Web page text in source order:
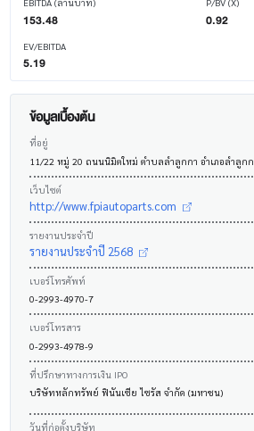
153.48
EV/EBITDA
5.19
0.92
ข้อมูลเบื้องต้น
ที่อยู่
11/22 หมู่ 20 ถนนนิมิตใหม่ ตำบลลำลูกกา อำเภอลำลูก
เว็บไซต์
http://www.fpiautoparts.com
รายงานประจำปี
รายงานประจำปี 2568
เบอร์โทรศัพท์
0-2993-4970-7
เบอร์โทรสาร
0-2993-4978-9
ที่ปรึกษาทางการเงิน IPO
บริษัทหลักทรัพย์ ฟินันเซีย ไซรัส จำกัด (มหาชน)
วันที่ก่อตั้งบริษัท